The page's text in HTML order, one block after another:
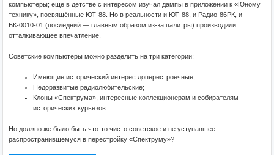
компьютеры; ещё в детстве с интересом изучал дампы в приложении к «Юному
технику», посвящённые ЮТ-88. Но в реальности и ЮТ-88, и Радио-86РК, и
БК-0010-01 (последний — главным образом из-за палитры) производили
отталкивающее впечатление.
Советские компьютеры можно разделить на три категории:
Имеющие исторический интерес доперестроечные;
Недоразвитые радиолюбительские;
Клоны «Спектрума», интересные коллекционерам и собирателям
исторических курьёзов.
Но должно же было быть что-то чисто советское и не уступавшее
распространившемуся в перестройку «Спектруму»?